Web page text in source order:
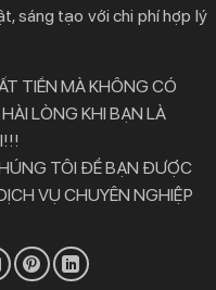
sáng tạo với chi phí hợp lý
TIỀN MÀ KHÔNG CÓ
LÒNG KHI BẠN LÀ
TÔI ĐỂ BẠN ĐƯỢC
VỤ CHUYÊN NGHIỆP